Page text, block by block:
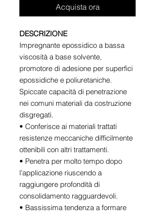
Acquista ora
DESCRIZIONE
Impregnante epossidico a bassa
viscosità a base solvente,
promotore di adesione per superfici
epossidiche e poliuretaniche.
Spiccate capacità di penetrazione
nei comuni materiali da costruzione
disgregati.
• Conferisce ai materiali trattati
resistenze meccaniche difficilmente
ottenibili con altri trattamenti.
• Penetra per molto tempo dopo
l’applicazione riuscendo a
raggiungere profondità di
consolidamento ragguardevoli.
• Bassissima tendenza a formare